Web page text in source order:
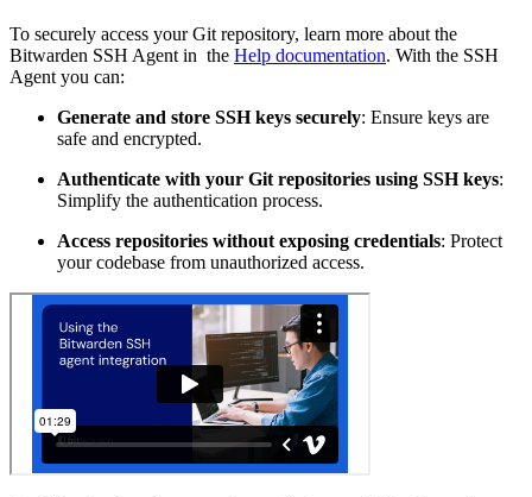
To securely access your Git repository, learn more about the
Bitwarden SSH Agent in the Help documentation. With the SSH
Agent you can:
Generate and store SSH keys securely: Ensure keys are
safe and encrypted.
Authenticate with your Git repositories using SSH keys:
Simplify the authentication process.
Access repositories without exposing credentials: Protect
your codebase from unauthorized access.